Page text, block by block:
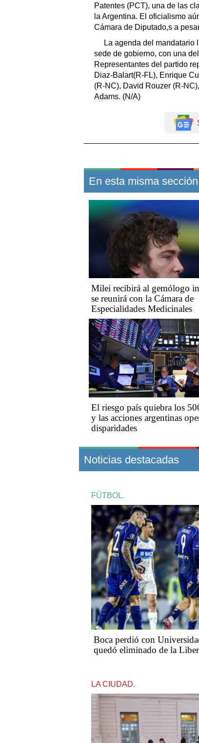
Patentes (PCT), una de las
la Argentina. El oficialismo
Cámara de Diputado,s a
La agenda del mandatario
sede de gobierno, con una
Representantes del partido
Diaz-Balart(R-FL), Enrique
(R-NC), David Rouzer (R-
Adams. (N/A)
En esta misma sección
Milei recibirá al gemólogo
se reunirá con la Cámara de
Especialidades Medicinales
El riesgo país quiebra los
y las acciones argentinas
disparidades
Noticias destacadas
FÚTBOL.
Boca perdió con
quedó eliminado de la
LA CIUDAD.